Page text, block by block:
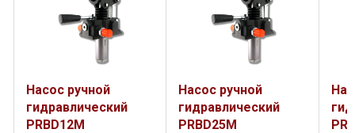
Насос ручной
гидравлический
PRBD12M
Насос ручной
гидравлический
PRBD25M